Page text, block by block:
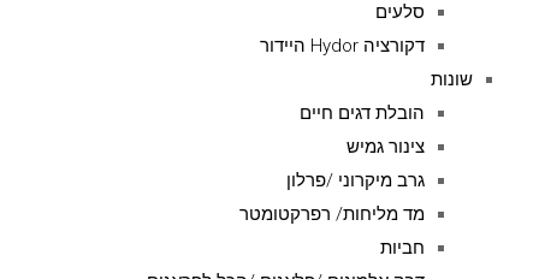
סלעים
דקורציה Hydor היידור
שונות
הובלת דגים חיים
צינור גמיש
גרב מיקרוני /פרלון
מד מליחות/ רפרקטומטר
חביות